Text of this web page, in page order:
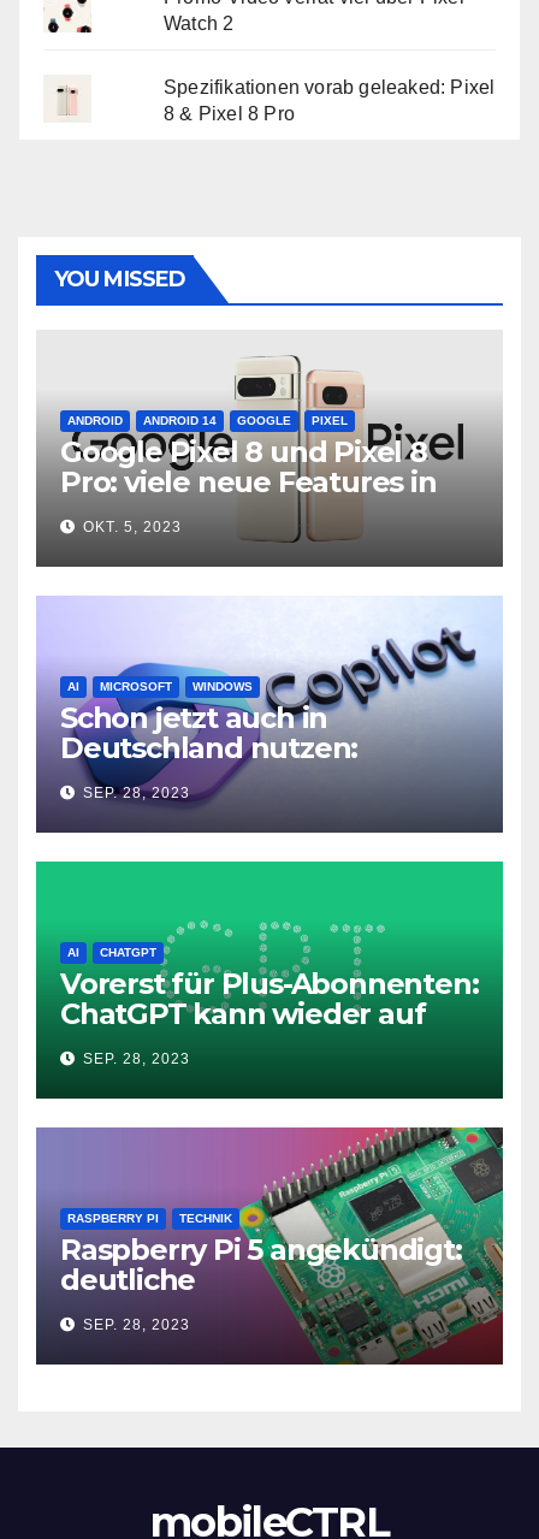
Watch 2
Spezifikationen vorab geleaked: Pixel
8 & Pixel 8 Pro
YOU MISSED
ANDROID ANDROID 14 GOOGLE PIXEL
Google Pixel 8 und Pixel 8
Pro: viele neue Features in
neuer Hardware
OKT. 5, 2023
AI MICROSOFT WINDOWS
Schon jetzt auch in
Deutschland nutzen:
Microsoft Copilot in Windows
11 SEP. 28, 2023
AI CHATGPT
Vorerst für Plus-Abonnenten:
ChatGPT kann wieder auf
das Internet zugreifen
SEP. 28, 2023
RASPBERRY PI TECHNIK
Raspberry Pi 5 angekündigt:
deutliche
Leistungssteigerung und bis
zu 2x 4K60
SEP. 28, 2023
mobileCTRL